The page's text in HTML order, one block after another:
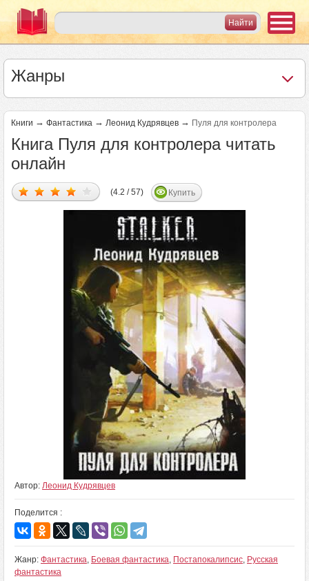
Жанры
Книги → Фантастика → Леонид Кудрявцев → Пуля для контролера
Книга Пуля для контролера читать
онлайн
(4.2 / 57) Купить
Автор: Леонид Кудрявцев
Поделится :
Жанр: Фантастика, Боевая фантастика, Постапокалипсис, Русская
фантастика